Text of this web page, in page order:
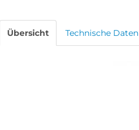
Übersicht Technische Daten